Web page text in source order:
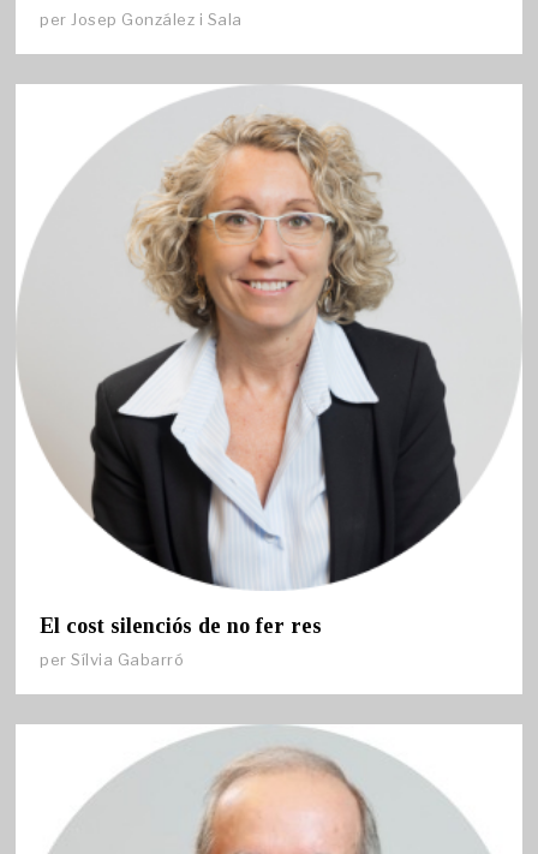
perJosep González i Sala
El cost silenciós de no fer res
perSílvia Gabarró